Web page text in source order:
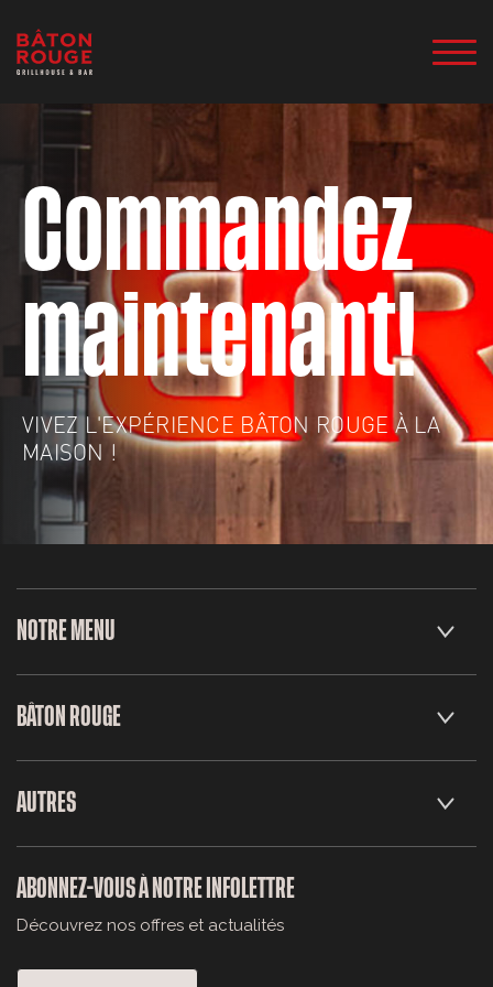
Commandez
maintenant!
VIVEZ L'EXPÉRIENCE BÂTON ROUGE À LA
MAISON !
NOTRE MENU
BÂTON ROUGE
AUTRES
ABONNEZ-VOUS À NOTRE INFOLETTRE
Découvrez nos offres et actualités